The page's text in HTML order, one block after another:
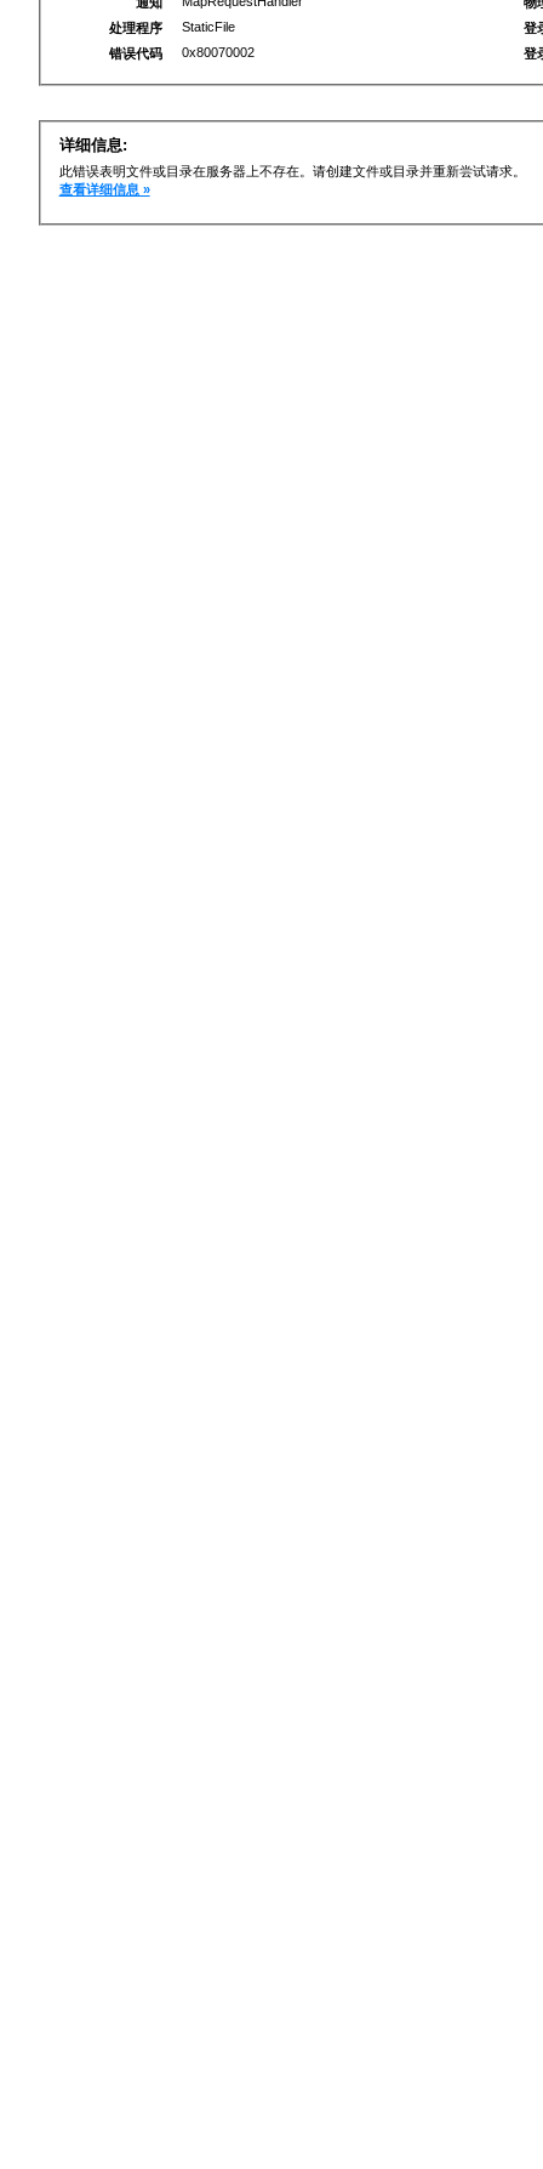
处理程序
StaticFile
错误代码
0x80070002
登
登
详细信息:
此错误表明文件或目录在服务器上不存在。请创建文件或目录并重新尝试请求。
查看详细信息 »